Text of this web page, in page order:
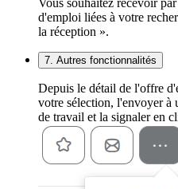
Vous souhaitez recevoir
d'emploi liées à votre
la réception ».
7. Autres fonctionnalités
Depuis le détail de l'offre
votre sélection, l'envoyer à
de travail et la signaler en